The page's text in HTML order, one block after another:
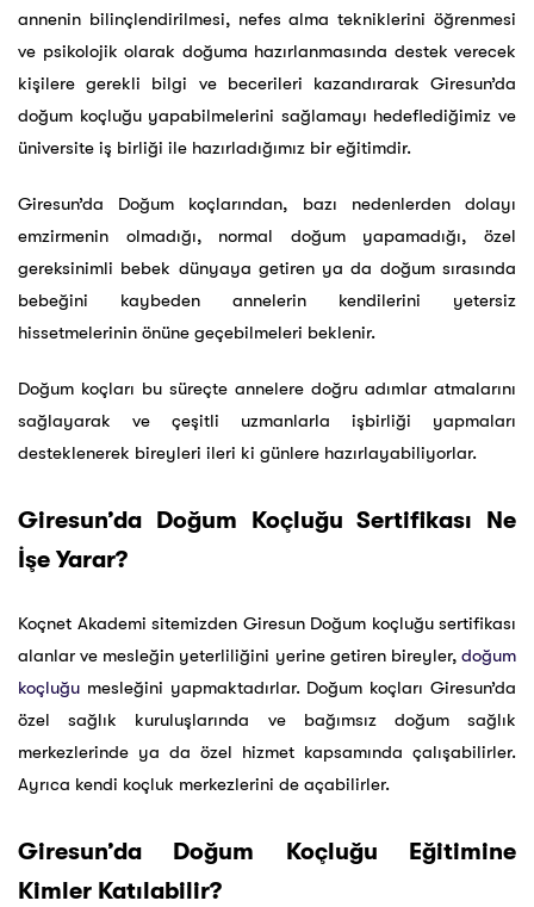
annenin bilinçlendirilmesi, nefes alma tekniklerini öğrenmesi
ve psikolojik olarak doğuma hazırlanmasında destek verecek
kişilere gerekli bilgi ve becerileri kazandırarak Giresun’da
doğum koçluğu yapabilmelerini sağlamayı hedeflediğimiz ve
üniversite iş birliği ile hazırladığımız bir eğitimdir.
Giresun’da Doğum koçlarından, bazı nedenlerden dolayı
emzirmenin olmadığı, normal doğum yapamadığı, özel
gereksinimli bebek dünyaya getiren ya da doğum sırasında
bebeğini kaybeden annelerin kendilerini yetersiz
hissetmelerinin önüne geçebilmeleri beklenir.
Doğum koçları bu süreçte annelere doğru adımlar atmalarını
sağlayarak ve çeşitli uzmanlarla işbirliği yapmaları
desteklenerek bireyleri ileri ki günlere hazırlayabiliyorlar.
Giresun’da Doğum Koçluğu Sertifikası Ne
İşe Yarar?
Koçnet Akademi sitemizden Giresun Doğum koçluğu sertifikası
alanlar ve mesleğin yeterliliğini yerine getiren bireyler, doğum
koçluğu mesleğini yapmaktadırlar. Doğum koçları Giresun’da
özel sağlık kuruluşlarında ve bağımsız doğum sağlık
merkezlerinde ya da özel hizmet kapsamında çalışabilirler.
Ayrıca kendi koçluk merkezlerini de açabilirler.
Giresun’da Doğum Koçluğu Eğitimine
Kimler Katılabilir?